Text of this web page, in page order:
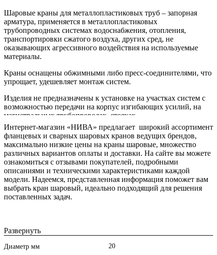
Шаровые краны для металлопластиковых труб – запорная
арматура, применяется в металлопластиковых
трубопроводных системах водоснабжения, отопления,
транспортировки сжатого воздуха, других сред, не
оказывающих агрессивного воздействия на используемые
материалы.
Краны оснащены обжимными либо пресс-соединителями, что
упрощает, удешевляет монтаж систем.
Изделия не предназначены к установке на участках систем с
возможностью передачи на корпус изгибающих усилий, на
магистральных трубопроводах, стояках.
Интернет-магазин «НИВА» предлагает широкий ассортимент
фланцевых и сварных шаровых кранов ведущих брендов,
максимально низкие цены на краны шаровые, множество
различных вариантов оплаты и доставки. На сайте вы можете
ознакомиться с отзывами покупателей, подробными
описаниями и техническими характеристиками каждой
модели. Надеемся, представленная информация поможет вам
выбрать кран шаровый, идеально подходящий для решения
поставленных задач.
Развернуть
Диаметр мм 20